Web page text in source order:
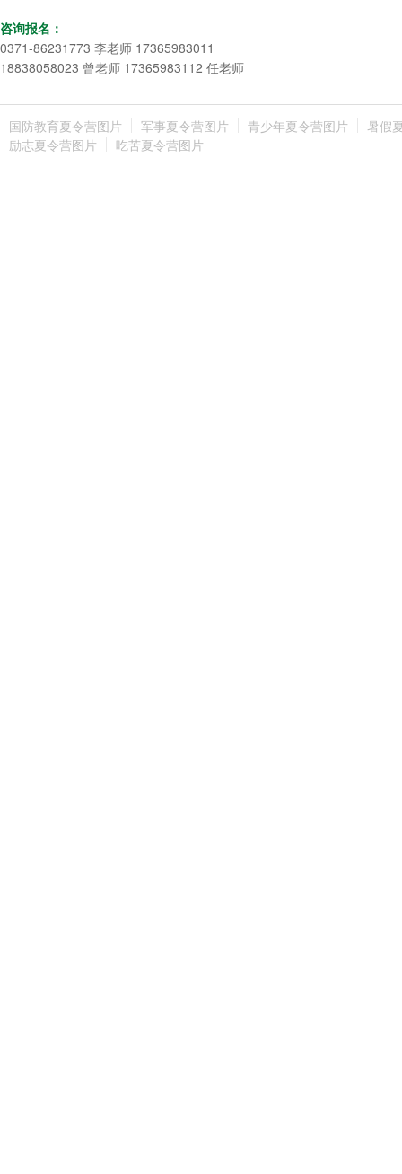
咨询报名：
0371-86231773 李老师 17365983011
18838058023 曾老师 17365983112 任老师
国防教育夏令营图片 军事夏令营图片 青少年夏令营图片
暑假
励志夏令营图片
吃苦夏令营图片